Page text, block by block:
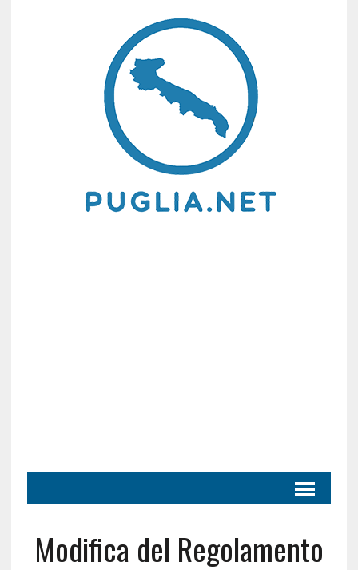
Modifica del Regolamento